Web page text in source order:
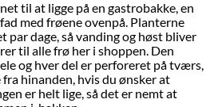
til at ligge på en gastrobakke, en
med frøene ovenpå. Planterne
dage, så vanding og høst bliver
til alle frø her i shoppen. Den
og hver del er perforeret på tværs,
hinanden, hvis du ønsker at
er helt lige, så det er nemt at